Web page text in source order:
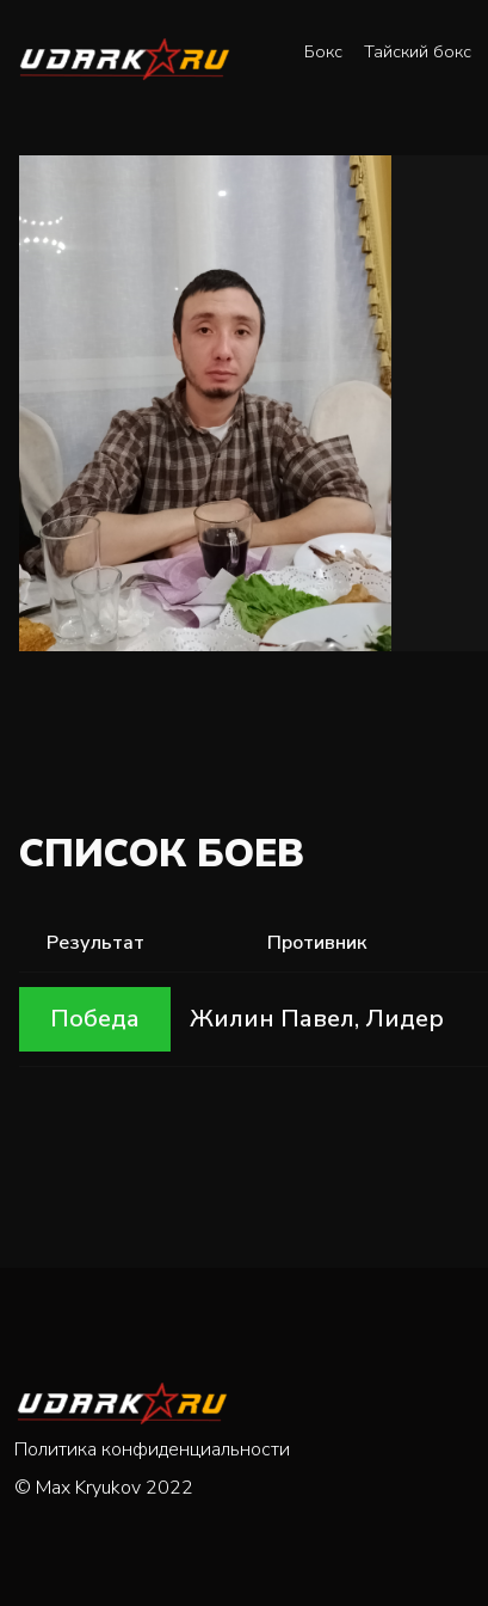
Бокс Тайский бокс
СПИСОК БОЕВ
Результат Противник
Победа Жилин Павел, Лидер
Политика конфиденциальности
© Max Kryukov 2022